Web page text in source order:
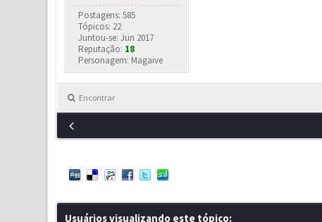
Postagens: 585
Tópicos: 22
Juntou-se: Jun 2017
Reputação: 18
Personagem: Magaive
Encontrar
Usuários visualizando este tópico: